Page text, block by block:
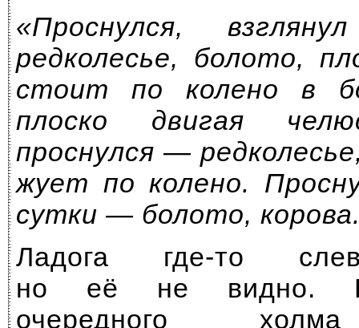
«Проснулся,
редколесье, болото,
стоит по колено в
плоско двигая
проснулся —
жует по колено.
сутки — болото,
Ладога где-то
но её не видно.
очередного